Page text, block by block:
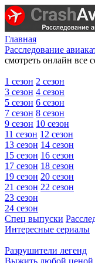
Главная
Расследование
смотреть онлайн все
1 сезон 2 сезон
3 сезон 4 сезон
5 сезон 6 сезон
7 сезон 8 сезон
9 сезон 10 сезон
11 сезон 12 сезон
13 сезон 14 сезон
15 сезон 16 сезон
17 сезон 18 сезон
19 сезон 20 сезон
21 сезон 22 сезон
23 сезон
24 сезон
Спец выпуски
Интересные сериалы
Разрушители легенд
Выжить любой ценой